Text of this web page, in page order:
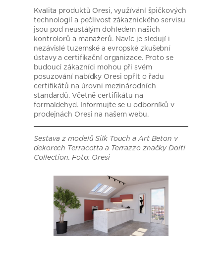
Kvalita produktů Oresi, využívání špičkových
technologií a pečlivost zákaznického servisu
jsou pod neustálým dohledem našich
kontrolorů a manažerů. Navíc je sledují i
nezávislé tuzemské a evropské zkušební
ústavy a certifikační organizace. Proto se
budoucí zákazníci mohou při svém
posuzování nabídky Oresi opřít o řadu
certifikátů na úrovni mezinárodních
standardů. Včetně certifikátu na
formaldehyd. Informujte se u odborníků v
prodejnách Oresi na našem webu.
Sestava z modelů Silk Touch a Art Beton v
dekorech Terracotta a Terrazzo značky Dolti
Collection. Foto: Oresi